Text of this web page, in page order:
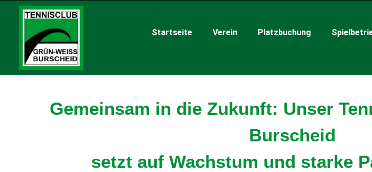
Startseite Verein Platzbuchung
Gemeinsam in die Zukunft: Unser
Burscheid
setzt auf Wachstum und starke